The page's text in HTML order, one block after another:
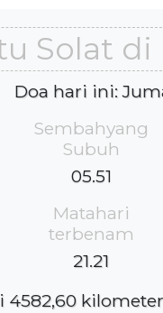
Solat
Doa hari ini:
Sembahyang
Subuh
05.51
Matahari
terbenam
21.21
4582,60